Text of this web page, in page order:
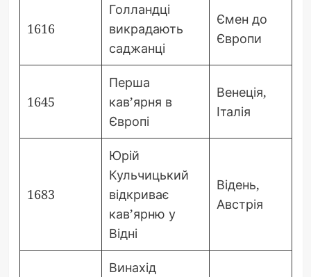
1616
Голландці
викрадають
саджанці
Ємен до
Європи
1645
Перша
кав’ярня в
Європі
Венеція,
Італія
1683
Юрій
Кульчицький
відкриває
кав’ярню у
Відні
Відень,
Австрія
Винахід